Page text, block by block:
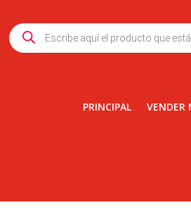
Products
search
PRINCIPAL VENDER